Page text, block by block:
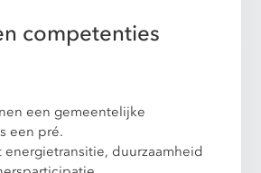
competenties
een gemeentelijke
een pré.
energietransitie, duurzaamheid